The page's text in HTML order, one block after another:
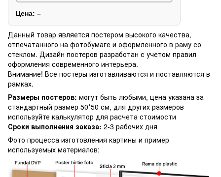
Цена: –
Данный товар является постером высокого качества,
отпечатанного на фотобумаге и оформленного в раму со
стеклом. Дизайн постеров разработан с учетом правил
оформления современного интерьера.
Внимание! Все постеры изготавливаются и поставляются в
рамках.
Размеры постеров: могут быть любыми, цена указана за
стандартный размер 50*50 см, для других размеров
используйте калькулятор для расчета стоимости
Сроки выполнения заказа: 2-3 рабочих дня
Фото процесса изготовления картины и пример
используемых материалов: